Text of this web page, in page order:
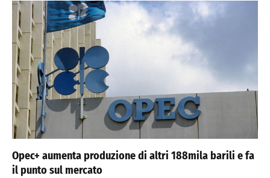
Opec+ aumenta produzione di altri 188mila barili e fa
il punto sul mercato